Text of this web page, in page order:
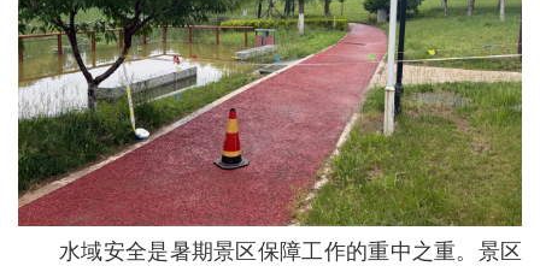
水域安全是暑期景区保障工作的重中之重。景区